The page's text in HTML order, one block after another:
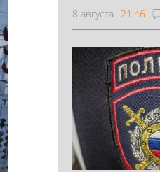
8 августа 21:46